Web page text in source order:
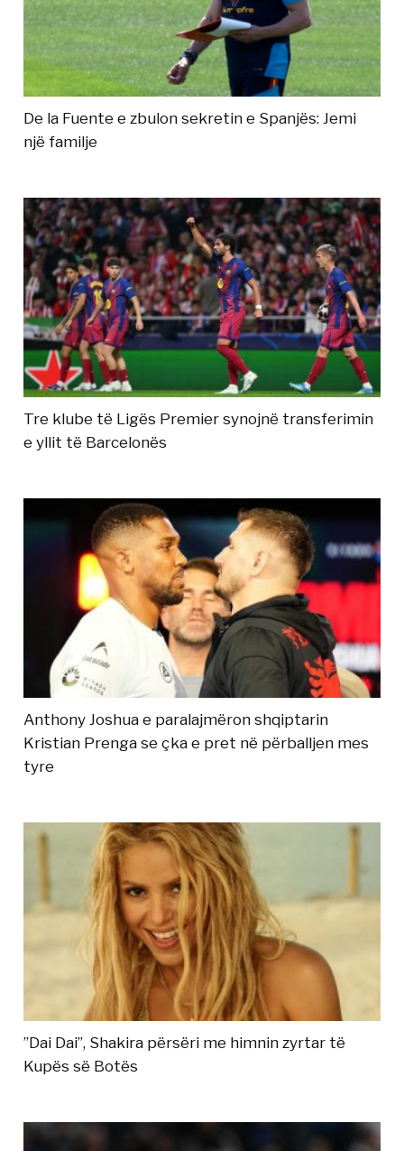
De la Fuente e zbulon sekretin e Spanjës: Jemi
një familje
Tre klube të Ligës Premier synojnë transferimin
e yllit të Barcelonës
Anthony Joshua e paralajmëron shqiptarin
Kristian Prenga se çka e pret në përballjen mes
tyre
”Dai Dai”, Shakira përsëri me himnin zyrtar të
Kupës së Botës